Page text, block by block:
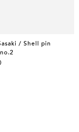
/ Shell pin